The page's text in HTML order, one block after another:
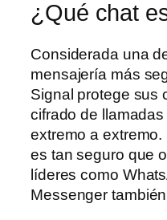
¿Qué chat
Considerada una
mensajería más
Signal protege sus
cifrado de
extremo a
es tan seguro que
líderes como
Messenger